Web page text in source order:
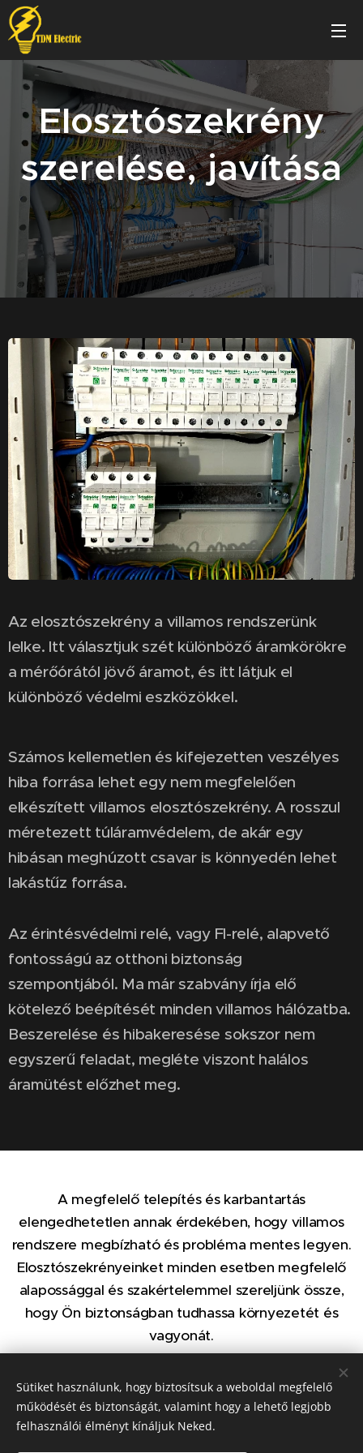
Elosztószekrény
szerelése, javítása
Az elosztószekrény a villamos rendszerünk
lelke. Itt választjuk szét különböző áramkörökre
a mérőórától jövő áramot, és itt látjuk el
különböző védelmi eszközökkel.
Számos kellemetlen és kifejezetten veszélyes
hiba forrása lehet egy nem megfelelően
elkészített villamos elosztószekrény. A rosszul
méretezett túláramvédelem, de akár egy
hibásan meghúzott csavar is könnyedén lehet
lakástűz forrása.
Az érintésvédelmi relé, vagy FI-relé, alapvető
fontosságú az otthoni biztonság
szempontjából. Ma már szabvány írja elő
kötelező beépítését minden villamos hálózatba.
Beszerelése és hibakeresése sokszor nem
egyszerű feladat, megléte viszont halálos
áramütést előzhet meg.
A megfelelő telepítés és karbantartás
elengedhetetlen annak érdekében, hogy villamos
rendszere megbízható és probléma mentes legyen.
Elosztószekrényeinket minden esetben megfelelő
alapossággal és szakértelemmel szereljünk össze,
hogy Ön biztonságban tudhassa környezetét és
vagyonát.
KAPCSOLAT
Sütiket használunk, hogy biztosítsuk a weboldal megfelelő
működését és biztonságát, valamint hogy a lehető legjobb
felhasználói élményt kínáljuk Neked.